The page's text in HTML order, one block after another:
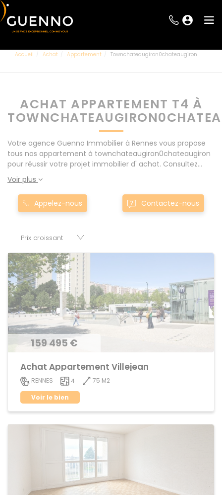
Accueil Achat Appartement Townchateaugiron0chateaugiron
ACHAT APPARTEMENT T4 À
Votre agence Guenno Immobilier à Rennes vous propose
tous nos appartement à townchateaugiron0chateaugiron
pour réussir votre projet immobilier d' achat. Consultez
l'ensemble de nos offres à Rennes mais également aux
alentours : Le Rheu, Pacé, Montgermont... Nos appartement
T4 à townchateaugiron0chateaugiron sont proposés au
meilleur prix du marché pour permettre au plus grand
commerces, appartements, maisons, immeubles, terrains
Voir plus
Appelez-nous Contactez-nous
159 495 €
Achat Appartement Villejean
RENNES 4
75 M2
Voir le bien